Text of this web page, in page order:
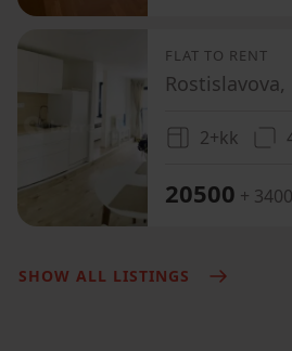
FLAT TO RENT
2+kk
20500 + 3400
SHOW ALL LISTINGS